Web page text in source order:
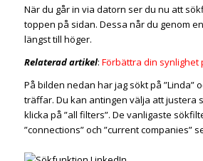
När du går in via datorn ser du nu att
toppen på sidan. Dessa når du genom
längst till höger.
Relaterad artikel: Förbättra din synlighet
På bilden nedan har jag sökt på ”Linda”
träffar. Du kan antingen välja att justera
klicka på ”all filters”. De vanligaste
”connections” och ”current companies”